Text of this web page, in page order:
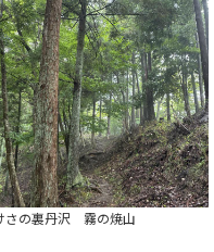
さの裏丹沢 霧の焼山